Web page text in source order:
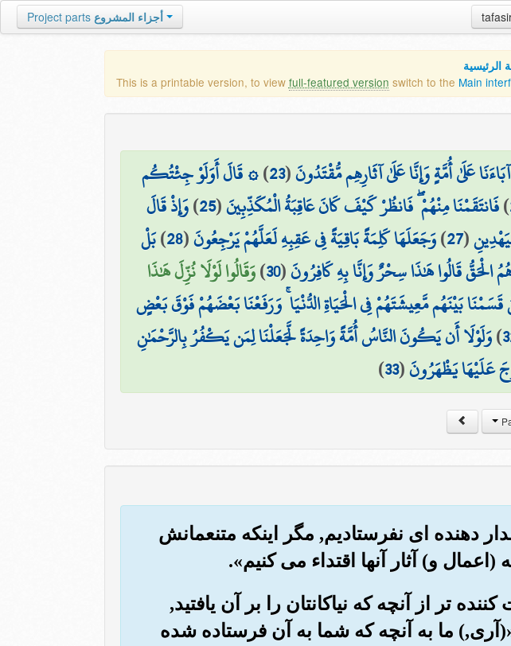
Project parts أجزاء المشروع
الرئيسية
This is a printable version, to view full-featured version switch to the Main
عَلَىٰ أُمَّةٍ وَإِنَّا عَلَىٰ آثَارِهِم مُّقْتَدُونَ(
23
)۞ قَالَ أَوَلَوْ جِئْتُكُم
)فَانتَقَمْنَا مِنْهُمْ ۖ فَانظُرْ كَيْفَ كَانَ عَاقِبَةُ الْمُكَذِّبِينَ(
25
)وَإِذْ قَالَ
(
27
)وَجَعَلَهَا كَلِمَةً بَاقِيَةً فِي عَقِبِهِ لَعَلَّهُمْ يَرْجِعُونَ(
28
)بَلْ
الْحَقُّ قَالُوا هَٰذَا سِحْرٌ وَإِنَّا بِهِ كَافِرُونَ(
30
)وَقَالُوا لَوْلَا نُزِّلَ هَٰذَا
بَيْنَهُم مَّعِيشَتَهُمْ فِي الْحَيَاةِ الدُّنْيَا ۚ وَرَفَعْنَا بَعْضَهُمْ فَوْقَ بَعْضٍ
)وَلَوْلَا أَن يَكُونَ النَّاسُ أُمَّةً وَاحِدَةً لَّجَعَلْنَا لِمَن يَكْفُرُ بِالرَّحْمَٰنِ
عَلَيْهَا يَظْهَرُونَ(
33
)
دهنده ای نفرستادیم, مگر اینکه متنعمانش
(اعمال و) آثار آنها اقتداء می کنیم».
تر از آنچه که نیاکانتان را بر آن یافتید,
«(آری,) ما به آنچه که شما به آن فرستاده شده